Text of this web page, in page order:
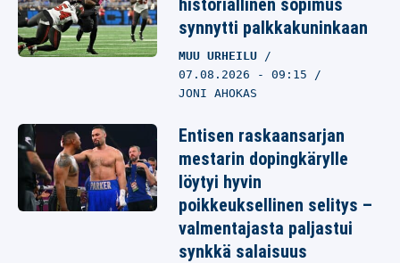
historiallinen sopimus
synnytti palkkakuninkaan
MUU URHEILU
07.08.2026 - 09:15
JONI AHOKAS
Entisen raskaansarjan
mestarin dopingkärylle
löytyi hyvin
poikkeuksellinen selitys –
valmentajasta paljastui
synkkä salaisuus